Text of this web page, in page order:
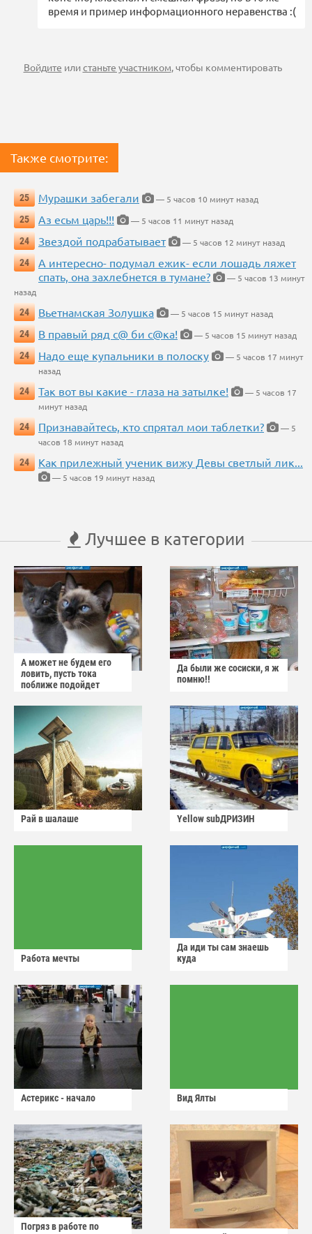
время и пример информационного неравенства :(
Войдите илистаньте участником, чтобы комментировать
Также смотрите:
25 Мурашки забегали
— 5 часов 10 минут назад
25
Аз есьм царь!!!
— 5 часов 11 минут назад
24
Звездой подрабатывает
— 5 часов 12 минут назад
24
А интересно- подумал ежик- если лошадь ляжет
спать, она захлебнется в тумане?
— 5 часов 13 минут
назад
24
Вьетнамская Золушка
— 5 часов 15 минут назад
24
В правый ряд с@ би с@ка!
— 5 часов 15 минут назад
24
Надо еще купальники в полоску
— 5 часов 17 минут
назад
24
Так вот вы какие - глаза на затылке!
— 5 часов 17
минут назад
24
Признавайтесь, кто спрятал мои таблетки?
— 5
часов 18 минут назад
24
Как прилежный ученик вижу Девы светлый лик...
— 5 часов 19 минут назад
Лучшее в категории
А может не будем его
ловить, пусть тока
поближе подойдет
Да были же сосиски, я ж
помню!!
Рай в шалаше Yellow subДРИЗИН
Работа мечты
Да иди ты сам знаешь
куда
Астерикс - начало Вид Ялты
Погряз в работе по